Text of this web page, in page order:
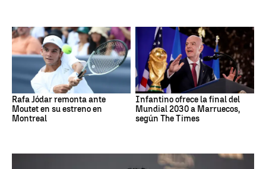
Rafa Jódar remonta ante
Moutet en su estreno en
Montreal
Infantino ofrece la final del
Mundial 2030 a Marruecos,
según The Times